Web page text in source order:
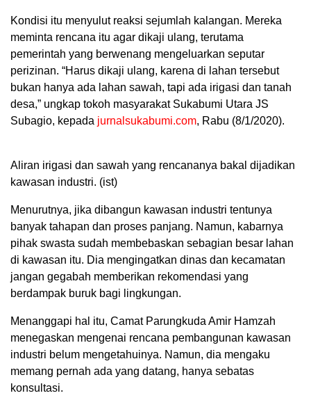
Kondisi itu menyulut reaksi sejumlah kalangan. Mereka
meminta rencana itu agar dikaji ulang, terutama
pemerintah yang berwenang mengeluarkan seputar
perizinan. “Harus dikaji ulang, karena di lahan tersebut
bukan hanya ada lahan sawah, tapi ada irigasi dan tanah
desa,” ungkap tokoh masyarakat Sukabumi Utara JS
Subagio, kepada jurnalsukabumi.com, Rabu (8/1/2020).
Aliran irigasi dan sawah yang rencananya bakal dijadikan
kawasan industri. (ist)
Menurutnya, jika dibangun kawasan industri tentunya
banyak tahapan dan proses panjang. Namun, kabarnya
pihak swasta sudah membebaskan sebagian besar lahan
di kawasan itu. Dia mengingatkan dinas dan kecamatan
jangan gegabah memberikan rekomendasi yang
berdampak buruk bagi lingkungan.
Menanggapi hal itu, Camat Parungkuda Amir Hamzah
menegaskan mengenai rencana pembangunan kawasan
industri belum mengetahuinya. Namun, dia mengaku
memang pernah ada yang datang, hanya sebatas
konsultasi.